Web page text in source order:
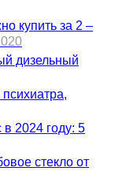
купить за 2 –
дизельный
2024 году: 5
стекло от